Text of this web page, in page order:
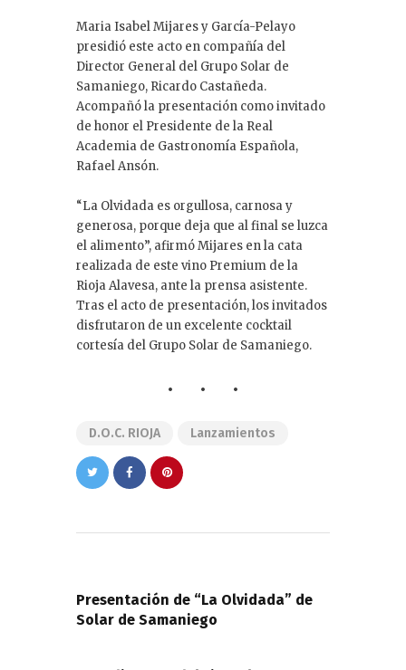
Maria Isabel Mijares y García-Pelayo
presidió este acto en compañía del
Director General del Grupo Solar de
Samaniego, Ricardo Castañeda.
Acompañó la presentación como invitado
de honor el Presidente de la Real
Academia de Gastronomía Española,
Rafael Ansón.
“La Olvidada es orgullosa, carnosa y
generosa, porque deja que al final se luzca
el alimento”, afirmó Mijares en la cata
realizada de este vino Premium de la
Rioja Alavesa, ante la prensa asistente.
Tras el acto de presentación, los invitados
disfrutaron de un excelente cocktail
cortesía del Grupo Solar de Samaniego.
D.O.C. RIOJA Lanzamientos
entradas
Presentación de “La Olvidada” de
Solar de Samaniego